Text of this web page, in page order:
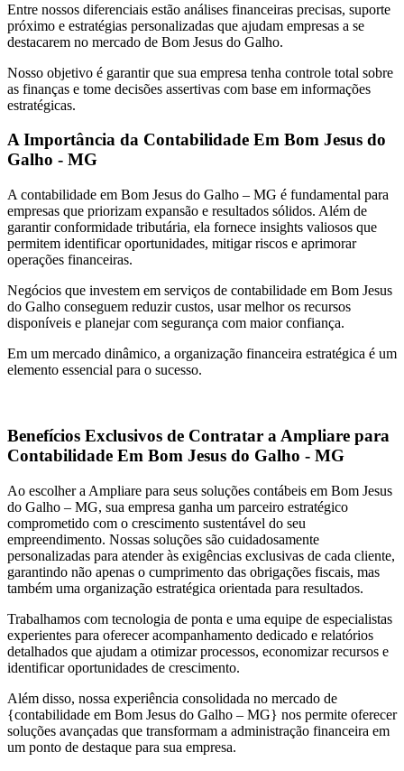
Entre nossos diferenciais estão análises financeiras precisas, suporte
próximo e estratégias personalizadas que ajudam empresas a se
destacarem no mercado de Bom Jesus do Galho.
Nosso objetivo é garantir que sua empresa tenha controle total sobre
as finanças e tome decisões assertivas com base em informações
estratégicas.
A Importância da Contabilidade Em Bom Jesus do
Galho - MG
A contabilidade em Bom Jesus do Galho – MG é fundamental para
empresas que priorizam expansão e resultados sólidos. Além de
garantir conformidade tributária, ela fornece insights valiosos que
permitem identificar oportunidades, mitigar riscos e aprimorar
operações financeiras.
Negócios que investem em serviços de contabilidade em Bom Jesus
do Galho conseguem reduzir custos, usar melhor os recursos
disponíveis e planejar com segurança com maior confiança.
Em um mercado dinâmico, a organização financeira estratégica é um
elemento essencial para o sucesso.
Benefícios Exclusivos de Contratar a Ampliare para
Contabilidade Em Bom Jesus do Galho - MG
Ao escolher a Ampliare para seus soluções contábeis em Bom Jesus
do Galho – MG, sua empresa ganha um parceiro estratégico
comprometido com o crescimento sustentável do seu
empreendimento. Nossas soluções são cuidadosamente
personalizadas para atender às exigências exclusivas de cada cliente,
garantindo não apenas o cumprimento das obrigações fiscais, mas
também uma organização estratégica orientada para resultados.
Trabalhamos com tecnologia de ponta e uma equipe de especialistas
experientes para oferecer acompanhamento dedicado e relatórios
detalhados que ajudam a otimizar processos, economizar recursos e
identificar oportunidades de crescimento.
Além disso, nossa experiência consolidada no mercado de
{contabilidade em Bom Jesus do Galho – MG} nos permite oferecer
soluções avançadas que transformam a administração financeira em
um ponto de destaque para sua empresa.